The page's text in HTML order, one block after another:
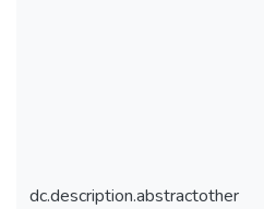
dc.description.abstractother